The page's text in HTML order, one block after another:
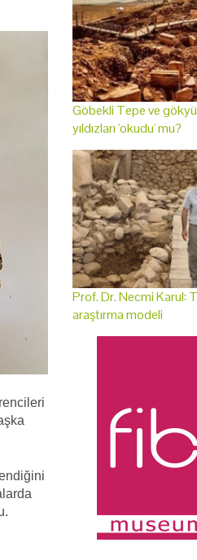
Göbekli Tepe ve
yıldızları 'okudu' mu?
Prof. Dr. Necmi Karul:
araştırma modeli